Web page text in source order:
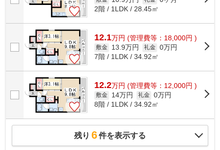
2階 / 1LDK / 28.45㎡
12.1万円 (管理費等：18,000円 )
敷金 13.9万円 礼金 0万円
7階 / 1LDK / 34.92㎡
12.2万円 (管理費等：12,000円 )
敷金 14万円 礼金 0万円
8階 / 1LDK / 34.92㎡
残り 6件を表示する